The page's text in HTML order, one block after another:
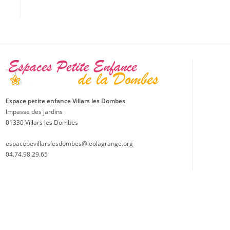
Espace petite enfance Villars les Dombes
Impasse des jardins
01330 Villars les Dombes
espacepevillarslesdombes@leolagrange.org
04.74.98.29.65